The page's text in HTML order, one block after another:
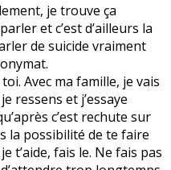
je trouve ça
et c’est d’ailleurs la
de suicide vraiment
Avec ma famille, je vais
ressens et j’essaye
c’est rechute sur
la possibilité de te faire
t’aide, fais le. Ne fais pas